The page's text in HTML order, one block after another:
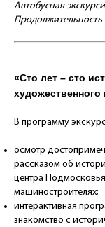
Автобусная
Продолжительность
«Сто лет – сто
художественного
В программу
осмотр
рассказом об
центра
машиностроителях;
интерактивная
знакомство с